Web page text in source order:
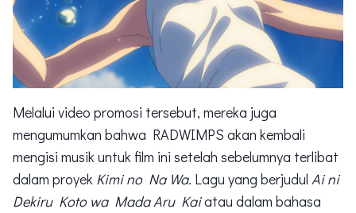
Melalui video promosi tersebut, mereka juga
mengumumkan bahwa RADWIMPS akan kembali
mengisi musik untuk film ini setelah sebelumnya terlibat
dalam proyek Kimi no Na Wa. Lagu yang berjudul Ai ni
Dekiru Koto wa Mada Aru Kaiatau dalam bahasa